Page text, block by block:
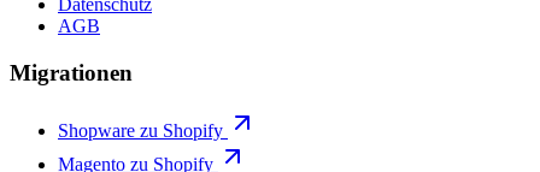
Datenschutz
AGB
Migrationen
Shopware zu Shopify
Magento zu Shopify